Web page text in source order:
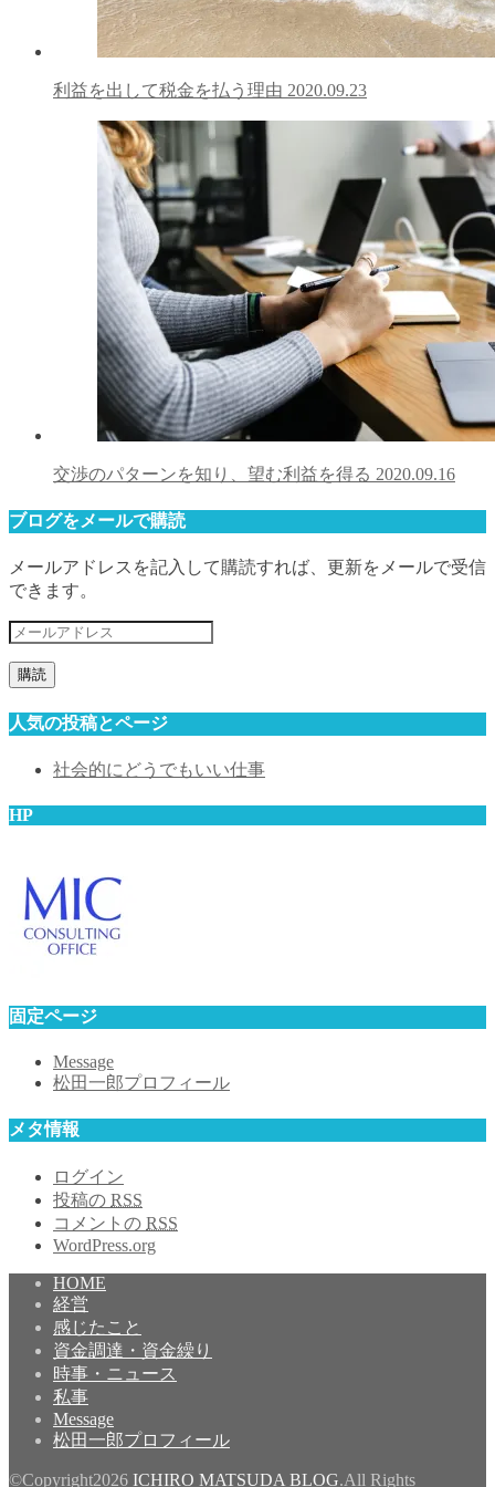
利益を出して税金を払う理由 2020.09.23
交渉のパターンを知り、望む利益を得る 2020.09.16
ブログをメールで購読
メールアドレスを記入して購読すれば、更新をメールで受信
できます。
メ
ル
ド
人気の投稿とページ
社会的にどうでもいい仕事
HP
固定ページ
Message
松田一郎プロフィール
メタ情報
ログイン
投稿の RSS
コメントの RSS
WordPress.org
HOME
経営
感じたこと
資金調達・資金繰り
時事・ニュース
私事
Message
松田一郎プロフィール
©Copyright2026 ICHIRO MATSUDA BLOG.All Rights